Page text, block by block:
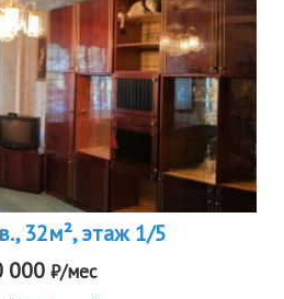
32м², этаж 1/5
000 ₽/мес